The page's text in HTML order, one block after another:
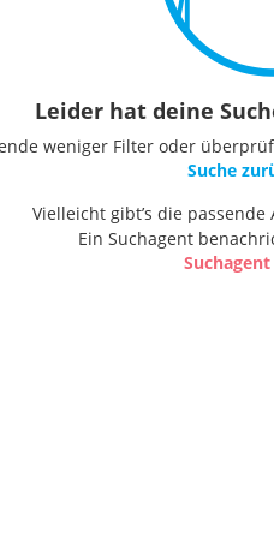
Leider hat deine
weniger Filter oder
Suche
Vielleicht gibt’s die
Ein Suchagent